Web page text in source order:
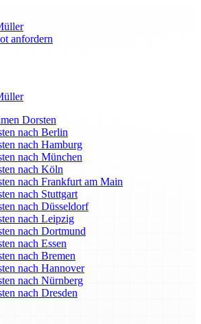
anfordern
Dorsten
nach Berlin
nach Hamburg
nach München
nach Köln
nach Frankfurt am Main
nach Stuttgart
nach Düsseldorf
nach Leipzig
nach Dortmund
nach Essen
nach Bremen
nach Hannover
nach Nürnberg
nach Dresden